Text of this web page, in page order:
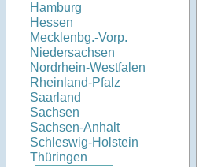
Hamburg
Hessen
Mecklenbg.-Vorp.
Niedersachsen
Nordrhein-Westfalen
Rheinland-Pfalz
Saarland
Sachsen
Sachsen-Anhalt
Schleswig-Holstein
Thüringen